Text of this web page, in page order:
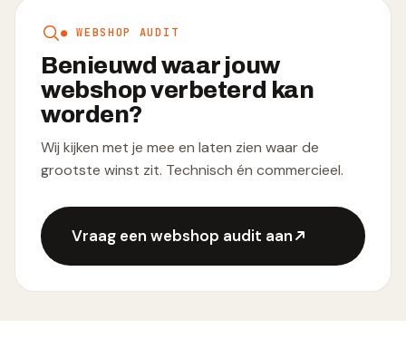
● WEBSHOP AUDIT
Benieuwd waar jouw
webshop verbeterd kan
worden?
Wij kijken met je mee en laten zien waar de
grootste winst zit. Technisch én commercieel.
Vraag een webshop audit aan